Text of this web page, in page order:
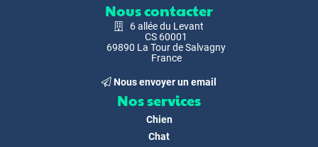
Nous contacter
6 allée du Levant
CS 60001
69890 La Tour de Salvagny
France
Nous envoyer un email
Nos services
Chien
Chat